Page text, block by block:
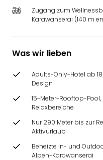
Zugang zum
Karawanserai (140 m
Was wir lieben
Adults-Only-Hotel ab
Design
15-Meter-Rooftop-
Relaxbereiche
Nur 290 Meter bis zur
Aktivurlaub
Beheizte In- und
Alpen-Karawanserai